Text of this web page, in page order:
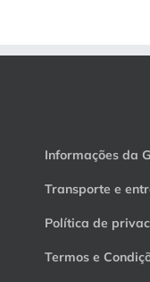
Informações da
Transporte e
Política de
Termos e